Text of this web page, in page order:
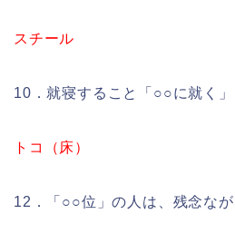
スチール
10．就寝すること「○○に就く」
トコ（床）
12．「○○位」の人は、残念な